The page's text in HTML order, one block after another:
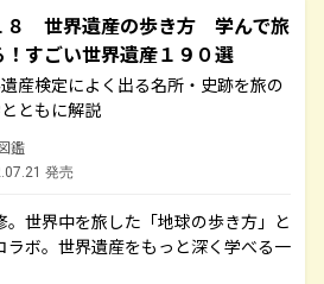
８ 世界遺産の歩き方 学んで旅
！すごい世界遺産１９０選
産検定によく出る名所・史跡を旅の
ともに解説
鑑
発売
世界中を旅した「地球の歩き方」と
ラボ。世界遺産をもっと深く学べる一